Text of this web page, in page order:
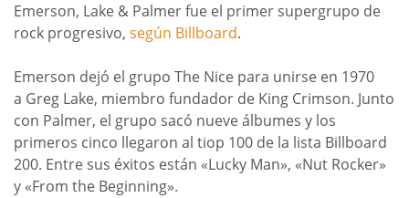
Emerson, Lake & Palmer fue el primer supergrupo de
rock progresivo, según Billboard.
Emerson dejó el grupo The Nice para unirse en 1970
a Greg Lake, miembro fundador de King Crimson. Junto
con Palmer, el grupo sacó nueve álbumes y los
primeros cinco llegaron al tiop 100 de la lista Billboard
200. Entre sus éxitos están «Lucky Man», «Nut Rocker»
y «From the Beginning».